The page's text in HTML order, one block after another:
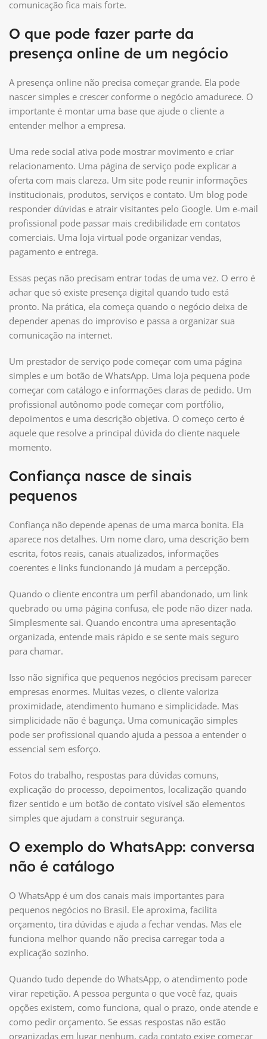
comunicação fica mais forte.
O que pode fazer parte da
presença online de um negócio
A presença online não precisa começar grande. Ela pode
nascer simples e crescer conforme o negócio amadurece. O
importante é montar uma base que ajude o cliente a
entender melhor a empresa.
Uma rede social ativa pode mostrar movimento e criar
relacionamento. Uma página de serviço pode explicar a
oferta com mais clareza. Um site pode reunir informações
institucionais, produtos, serviços e contato. Um blog pode
responder dúvidas e atrair visitantes pelo Google. Um e-mail
profissional pode passar mais credibilidade em contatos
comerciais. Uma loja virtual pode organizar vendas,
pagamento e entrega.
Essas peças não precisam entrar todas de uma vez. O erro é
achar que só existe presença digital quando tudo está
pronto. Na prática, ela começa quando o negócio deixa de
depender apenas do improviso e passa a organizar sua
comunicação na internet.
Um prestador de serviço pode começar com uma página
simples e um botão de WhatsApp. Uma loja pequena pode
começar com catálogo e informações claras de pedido. Um
profissional autônomo pode começar com portfólio,
depoimentos e uma descrição objetiva. O começo certo é
aquele que resolve a principal dúvida do cliente naquele
momento.
Confiança nasce de sinais
pequenos
Confiança não depende apenas de uma marca bonita. Ela
aparece nos detalhes. Um nome claro, uma descrição bem
escrita, fotos reais, canais atualizados, informações
coerentes e links funcionando já mudam a percepção.
Quando o cliente encontra um perfil abandonado, um link
quebrado ou uma página confusa, ele pode não dizer nada.
Simplesmente sai. Quando encontra uma apresentação
organizada, entende mais rápido e se sente mais seguro
para chamar.
Isso não significa que pequenos negócios precisam parecer
empresas enormes. Muitas vezes, o cliente valoriza
proximidade, atendimento humano e simplicidade. Mas
simplicidade não é bagunça. Uma comunicação simples
pode ser profissional quando ajuda a pessoa a entender o
essencial sem esforço.
Fotos do trabalho, respostas para dúvidas comuns,
explicação do processo, depoimentos, localização quando
fizer sentido e um botão de contato visível são elementos
simples que ajudam a construir segurança.
O exemplo do WhatsApp: conversa
não é catálogo
O WhatsApp é um dos canais mais importantes para
pequenos negócios no Brasil. Ele aproxima, facilita
orçamento, tira dúvidas e ajuda a fechar vendas. Mas ele
funciona melhor quando não precisa carregar toda a
explicação sozinho.
Quando tudo depende do WhatsApp, o atendimento pode
virar repetição. A pessoa pergunta o que você faz, quais
opções existem, como funciona, qual o prazo, onde atende e
como pedir orçamento. Se essas respostas não estão
organizadas em lugar nenhum, cada contato exige começar